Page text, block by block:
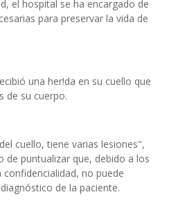
el hospital se ha encargado de
para preservar la vida de
una her!da en su cuello que
de su cuerpo.
cuello, tiene varias lesiones",
puntualizar que, debido a los
no puede
de la paciente.